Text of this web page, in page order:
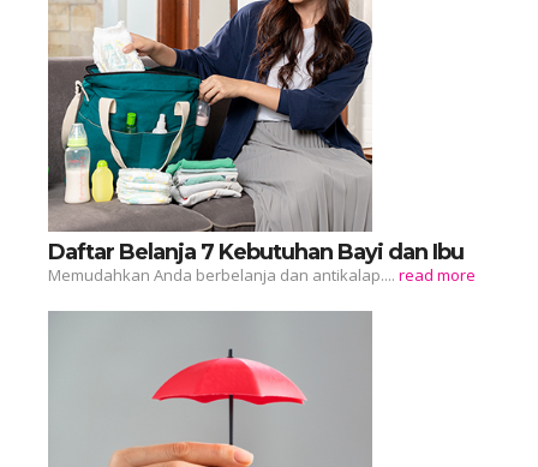
Daftar Belanja 7 Kebutuhan Bayi dan Ibu
Memudahkan Anda berbelanja dan antikalap.... read more